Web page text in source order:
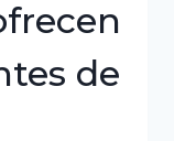
de